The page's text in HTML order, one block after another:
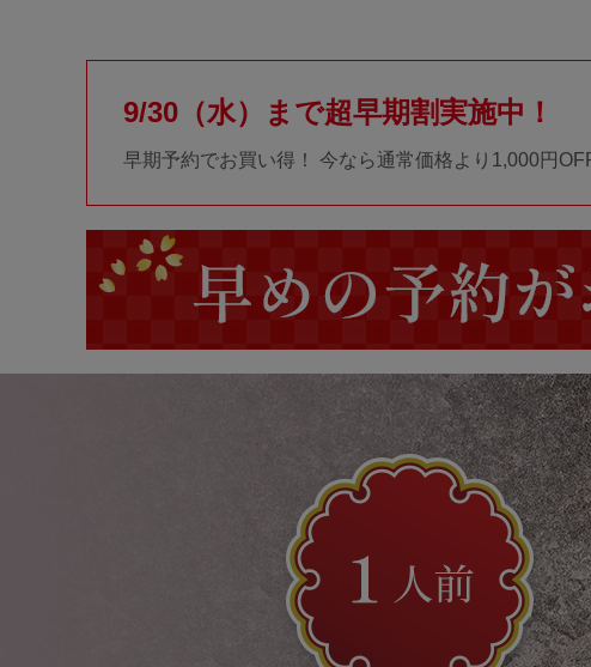
9/30（水）まで超早期割実施中！
早期予約でお買い得！ 今なら通常価格より1,000円